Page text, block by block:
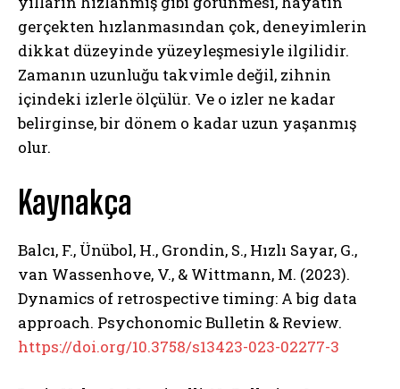
gerçekten hızlanmasından çok, deneyimlerin
dikkat düzeyinde yüzeyleşmesiyle ilgilidir.
Zamanın uzunluğu takvimle değil, zihnin
içindeki izlerle ölçülür. Ve o izler ne kadar
belirginse, bir dönem o kadar uzun yaşanmış
olur.
Kaynakça
Balcı, F., Ünübol, H., Grondin, S., Hızlı Sayar, G.,
van Wassenhove, V., & Wittmann, M. (2023).
Dynamics of retrospective timing: A big data
approach. Psychonomic Bulletin & Review.
https://doi.org/10.3758/s13423-023-02277-3